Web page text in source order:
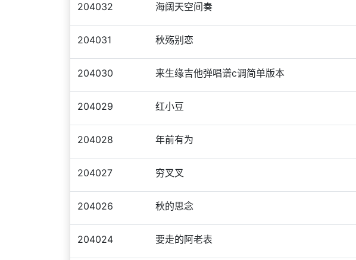
204032 海阔天空间奏
204031 秋殇别恋
204030 来生缘吉他弹唱谱c调简单版本
204029 红小豆
204028 年前有为
204027 穷叉叉
204026 秋的思念
204024 要走的阿老表